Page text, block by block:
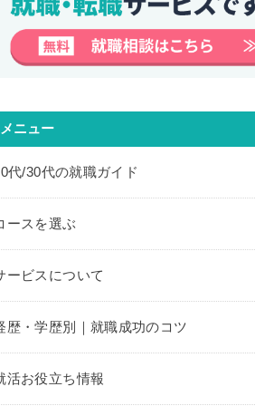
メニュー
代/30代の就職ガイド
ースを選ぶ
ービスについて
歴・学歴別｜就職成功のコツ
活お役立ち情報